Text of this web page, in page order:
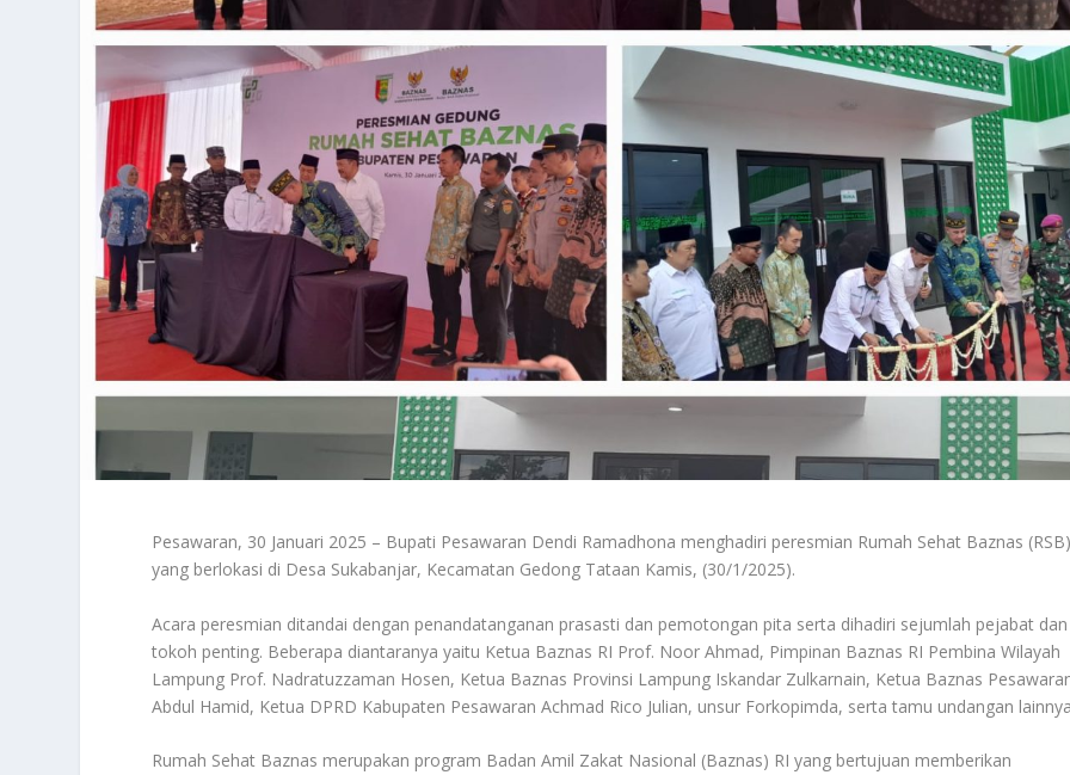
Pesawaran, 30 Januari 2025 – Bupati Pesawaran Dendi Ramadhona menghadiri peresmian Rumah Sehat Baznas
yang berlokasi di Desa Sukabanjar, Kecamatan Gedong Tataan Kamis, (30/1/2025).
Acara peresmian ditandai dengan penandatanganan prasasti dan pemotongan pita serta dihadiri sejumlah pejabat dan
tokoh penting. Beberapa diantaranya yaitu Ketua Baznas RI Prof. Noor Ahmad, Pimpinan Baznas RI Pembina Wilayah
Lampung Prof. Nadratuzzaman Hosen, Ketua Baznas Provinsi Lampung Iskandar Zulkarnain, Ketua Baznas
Abdul Hamid, Ketua DPRD Kabupaten Pesawaran Achmad Rico Julian, unsur Forkopimda, serta tamu undangan
Rumah Sehat Baznas merupakan program Badan Amil Zakat Nasional (Baznas) RI yang bertujuan memberikan